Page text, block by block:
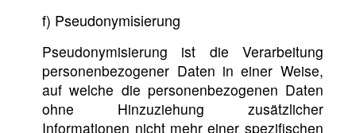
f) Pseudonymisierung
Pseudonymisierung ist die Verarbeitung
personenbezogener Daten in einer Weise,
auf welche die personenbezogenen Daten
ohne Hinzuziehung zusätzlicher
Informationen nicht mehr einer spezifischen